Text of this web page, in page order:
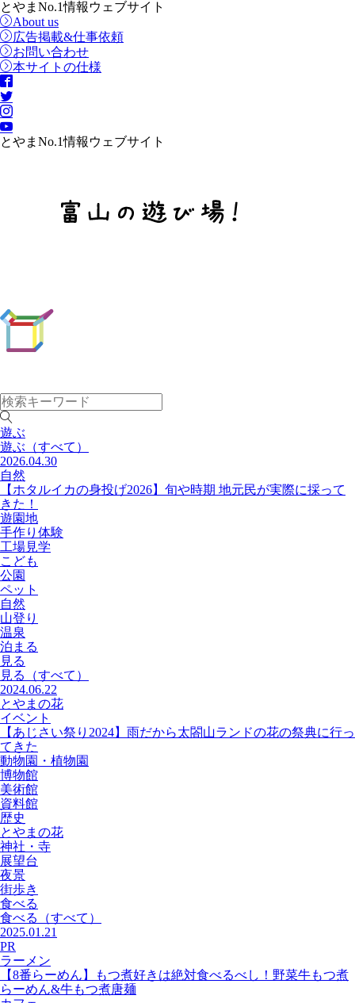
とやまNo.1情報ウェブサイト
About us
広告掲載&仕事依頼
お問い合わせ
本サイトの仕様
とやまNo.1情報ウェブサイト
遊ぶ
遊ぶ （すべて）
2026.04.30
自然
【ホタルイカの身投げ2026】旬や時期 地元民が実際に採って
きた！
遊園地
手作り体験
工場見学
こども
公園
ペット
自然
山登り
温泉
泊まる
見る
見る
（すべて）
2024.06.22
とやまの花
イベント
【あじさい祭り2024】雨だから太閤山ランドの花の祭典に行っ
てきた
動物園・植物園
博物館
美術館
資料館
歴史
とやまの花
神社・寺
展望台
夜景
街歩き
食べる
食べる
（すべて）
2025.01.21
PR
ラーメン
【8番らーめん】もつ煮好きは絶対食べるべし！野菜牛もつ煮
らーめん&牛もつ煮唐麺